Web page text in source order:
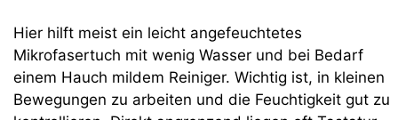
Hier hilft meist ein leicht angefeuchtetes
Mikrofasertuch mit wenig Wasser und bei Bedarf
einem Hauch mildem Reiniger. Wichtig ist, in kleinen
Bewegungen zu arbeiten und die Feuchtigkeit gut zu